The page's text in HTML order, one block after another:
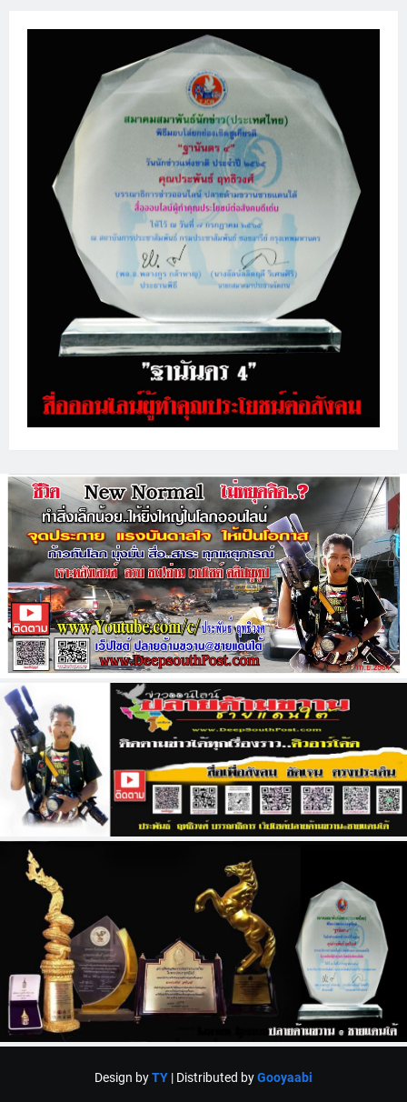
Design byTY | Distributed byGooyaabi